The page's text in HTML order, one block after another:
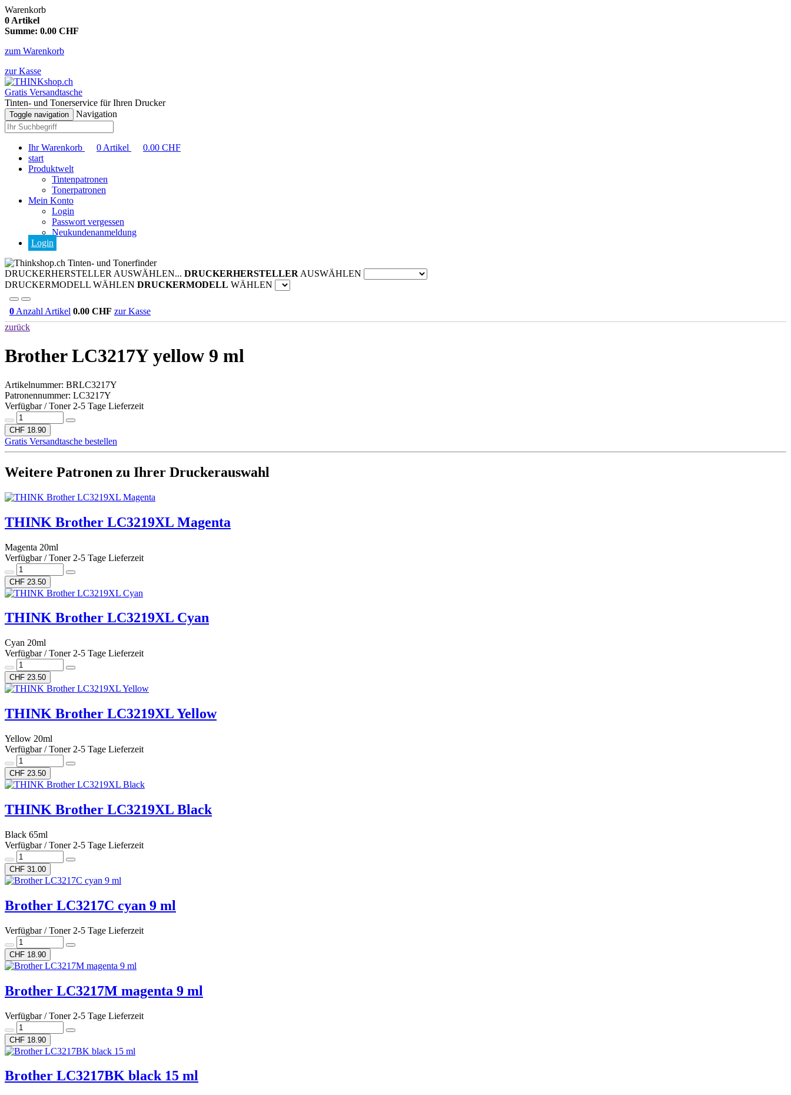
Warenkorb
0 Artikel
Summe: 0.00 CHF
zum Warenkorb
zur Kasse
Gratis Versandtasche
Tinten- und Tonerservice für Ihren Drucker
Toggle navigation Navigation
Ihr Warenkorb 0 Artikel 0.00 CHF
start
Produktwelt
Tintenpatronen
Tonerpatronen
Mein Konto
Login
Passwort vergessen
Neukundenanmeldung
Login
Tinten- und Tonerfinder
DRUCKERHERSTELLER AUSWÄHLEN... DRUCKERHERSTELLER AUSWÄHLEN
DRUCKERMODELL WÄHLEN DRUCKERMODELL WÄHLEN
0 Anzahl Artikel 0.00 CHF zur Kasse
zurück
Brother LC3217Y yellow 9 ml
Artikelnummer: BRLC3217Y
Patronennummer: LC3217Y
Verfügbar / Toner 2-5 Tage Lieferzeit
CHF 18.90
Gratis Versandtasche bestellen
Weitere Patronen zu Ihrer Druckerauswahl
THINK Brother LC3219XL Magenta
Magenta 20ml
Verfügbar / Toner 2-5 Tage Lieferzeit
CHF 23.50
THINK Brother LC3219XL Cyan
Cyan 20ml
Verfügbar / Toner 2-5 Tage Lieferzeit
CHF 23.50
THINK Brother LC3219XL Yellow
Yellow 20ml
Verfügbar / Toner 2-5 Tage Lieferzeit
CHF 23.50
THINK Brother LC3219XL Black
Black 65ml
Verfügbar / Toner 2-5 Tage Lieferzeit
CHF 31.00
Brother LC3217C cyan 9 ml
Verfügbar / Toner 2-5 Tage Lieferzeit
CHF 18.90
Brother LC3217M magenta 9 ml
Verfügbar / Toner 2-5 Tage Lieferzeit
CHF 18.90
Brother LC3217BK black 15 ml